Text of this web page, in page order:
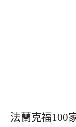
法蘭克福100